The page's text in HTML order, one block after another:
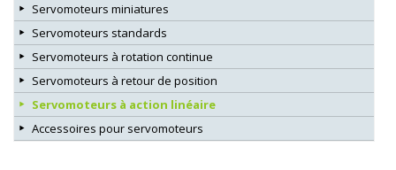
Servomoteurs miniatures
Servomoteurs standards
Servomoteurs à rotation continue
Servomoteurs à retour de position
Servomoteurs à action linéaire
Accessoires pour servomoteurs